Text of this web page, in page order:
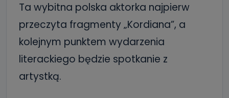
Ta wybitna polska aktorka najpierw
przeczyta fragmenty „Kordiana”, a
kolejnym punktem wydarzenia
literackiego będzie spotkanie z
artystką.